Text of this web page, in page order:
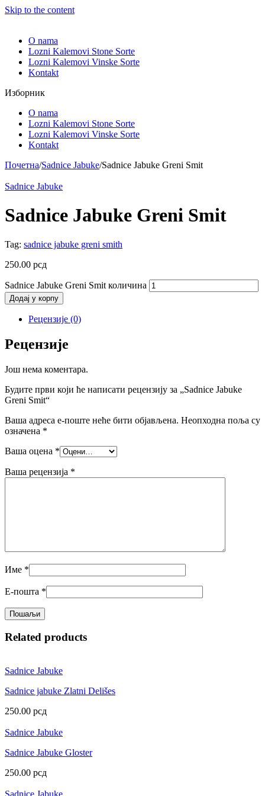
Skip to the content
O nama
Lozni Kalemovi Stone Sorte
Lozni Kalemovi Vinske Sorte
Kontakt
Изборник
O nama
Lozni Kalemovi Stone Sorte
Lozni Kalemovi Vinske Sorte
Kontakt
Почетна/Sadnice Jabuke/Sadnice Jabuke Greni Smit
Sadnice Jabuke
Sadnice Jabuke Greni Smit
Tag: sadnice jabuke greni smith
250.00 рсд
Sadnice Jabuke Greni Smit количина
Додај у корпу
Рецензије (0)
Рецензије
Још нема коментара.
Будите први који ће написати рецензију за „Sadnice Jabuke
Greni Smit“
Ваша адреса е-поште неће бити објављена. Неопходна поља су
означена *
Ваша оцена *
Ваша рецензија *
Име *
Е-пошта *
Related products
Sadnice Jabuke
Sadnice jabuke Zlatni Delišes
250.00 рсд
Sadnice Jabuke
Sadnice Jabuke Gloster
250.00 рсд